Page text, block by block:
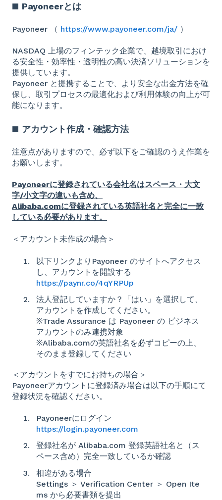
■ Payoneerとは
Payoneer （ https://www.payoneer.com/ja/ ）
NASDAQ 上場のフィンテック企業で、越境取引におけ
る安全性・効率性・透明性の高い決済ソリューションを
提供しています。
Payoneer と提携することで、より安全な出金方法を確
保し、取引プロセスの最適化および利用体験の向上が可
能になります。
■ アカウント作成・確認方法
注意点がありますので、必ず以下をご確認のうえ作業を
お願いします。
Payoneerに登録されている会社名はスペース・大文
字/小文字の違いも含め、
Alibaba.comに登録されている英語社名と完全に一致
している必要があります。
＜アカウント未作成の場合＞
以下リンクよりPayoneer のサイトへアクセス
し、アカウントを開設する
https://paynr.co/4qYRPUp
法人登記していますか？「はい」を選択して、
アカウントを作成してください。
※Trade Assurance は Payoneer の ビジネス
アカウントのみ連携対象
※Alibaba.comの英語社名を必ずコピーの上、
そのまま登録してください
＜アカウントをすでにお持ちの場合＞
Payoneerアカウントに登録済み場合は以下の手順にて
登録状況を確認ください。
Payoneerにログイン
https://login.payoneer.com
登録社名が Alibaba.com 登録英語社名と（ス
ペース含め）完全一致しているか確認
相違がある場合
Settings ＞ Verification Center ＞ Open Ite
ms から必要書類を提出